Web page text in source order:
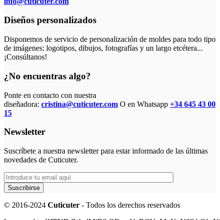
Diseños personalizados
Disponemos de servicio de personalización de moldes para todo tipo
de imágenes: logotipos, dibujos, fotografías y un largo etcétera...
¡Consúltanos!
¿No encuentras algo?
Ponte en contacto con nuestra
diseñadora: cristina@cuticuter.com O en Whatsapp +34 645 43 00
15
Newsletter
Suscríbete a nuestra newsletter para estar informado de las últimas
novedades de Cuticuter.
© 2016-2024 Cuticuter - Todos los derechos reservados